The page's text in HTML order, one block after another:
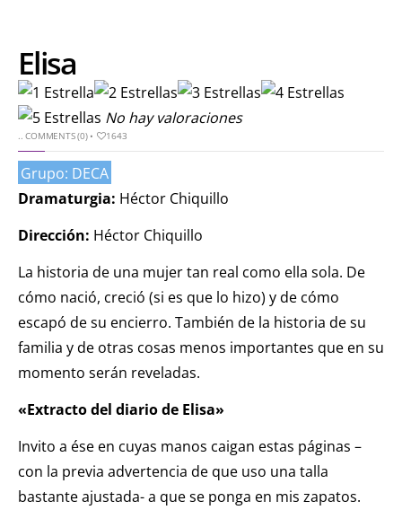
Elisa
No hay valoraciones
..COMMENTS (0)• 1643
Grupo: DECA
Dramaturgia: Héctor Chiquillo
Dirección: Héctor Chiquillo
La historia de una mujer tan real como ella sola. De
cómo nació, creció (si es que lo hizo) y de cómo
escapó de su encierro. También de la historia de su
familia y de otras cosas menos importantes que en su
momento serán reveladas.
«Extracto del diario de Elisa»
Invito a ése en cuyas manos caigan estas páginas –
con la previa advertencia de que uso una talla
bastante ajustada- a que se ponga en mis zapatos.